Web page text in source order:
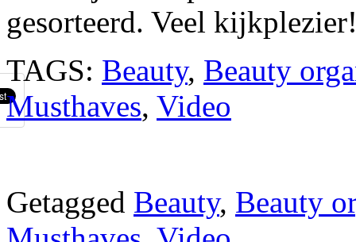
gesorteerd. Veel
TAGS: Beauty, Beauty
Musthaves, Video
Getagged Beauty, Beauty